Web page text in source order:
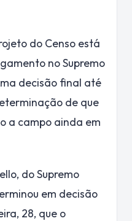
do Censo está
no Supremo
decisão final até
de que
a campo ainda em
do Supremo
em decisão
28, que o